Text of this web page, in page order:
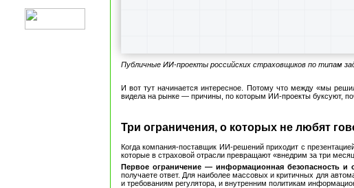
Публичные ИИ-проекты российских страховщиков по типам
И вот тут начинается интересное. Потому что между «мы
видела на рынке — причины, по которым ИИ-проекты буксуют,
Три ограничения, о которых не любят
Когда компания-поставщик ИИ-решений приходит с
которые в страховой отрасли превращают «внедрим за три
Первое ограничение — информационная безопасность и
получаете ответ. Для наиболее массовых и критичных для
и требованиям регулятора, и внутренним политикам